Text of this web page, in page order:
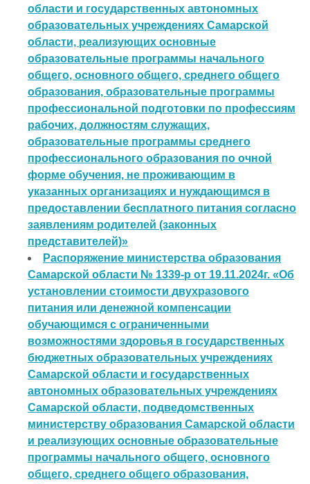
области и государственных автономных
образовательных учреждениях Самарской
области, реализующих основные
образовательные программы начального
общего, основного общего, среднего общего
образования, образовательные программы
профессиональной подготовки по профессиям
рабочих, должностям служащих,
образовательные программы среднего
профессионального образования по очной
форме обучения, не проживающим в
указанных организациях и нуждающимся в
предоставлении бесплатного питания согласно
заявлениям родителей (законных
представителей)»
Распоряжение министерства образования
Самарской области № 1339-р от 19.11.2024г. «Об
установлении стоимости двухразового
питания или денежной компенсации
обучающимся с ограниченными
возможностями здоровья в государственных
бюджетных образовательных учреждениях
Самарской области и государственных
автономных образовательных учреждениях
Самарской области, подведомственных
министерству образования Самарской области
и реализующих основные образовательные
программы начального общего, основного
общего, среднего общего образования,